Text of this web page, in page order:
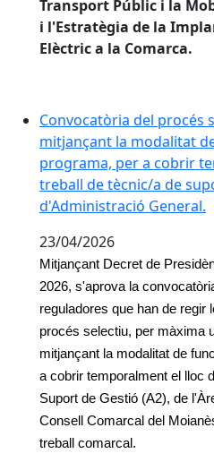
Transport Públic i la
i l'Estratègia de la
Elèctric a la Comarca.
Convocatòria del procés
mitjançant la modalitat
programa, per a cobrir
treball de tècnic/a de
d'Administració General.
23/04/2026
Mitjançant Decret de
2026, s'aprova la
reguladores que han de regir
procés selectiu, per màxima
mitjançant la modalitat de
a cobrir temporalment el lloc
Suport de Gestió (A2), de
Consell Comarcal del
treball comarcal.